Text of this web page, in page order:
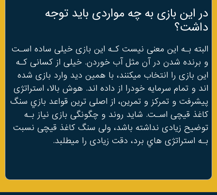
در این بازی به چه مواردی باید توجه
داشت؟
البته بـه این معنی نیست کـه این بازی خیلی ساده اسـت
و برنده شدن در آن مثل آب خوردن. خیلی از کسانی کـه
این بازی را انتخاب میکنند، با همین دید وارد بازی شده
اند و تمام سرمایه خودرا از داده اند. هوش بالا، استراتژی
پیشرفت و تمرکز و تمرین، از اصلی ترین قواعد بازي سنگ
کاغذ قیچی اسـت. شاید روند و چگونگی بازی نیاز بـه
توضیح زیادی نداشته باشد، ولی سنگ کاغذ قیچی نسبت
بـه استراتژی هاي‌ برد، دقت زیادی را میطلبد.